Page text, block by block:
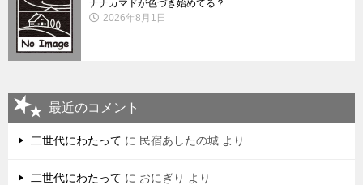
ナナカマドが色づき始めてる？
2026年8月1日
最近のコメント
二世代にわたって に 民宿あしたの城 より
二世代にわたって に おにぎり より